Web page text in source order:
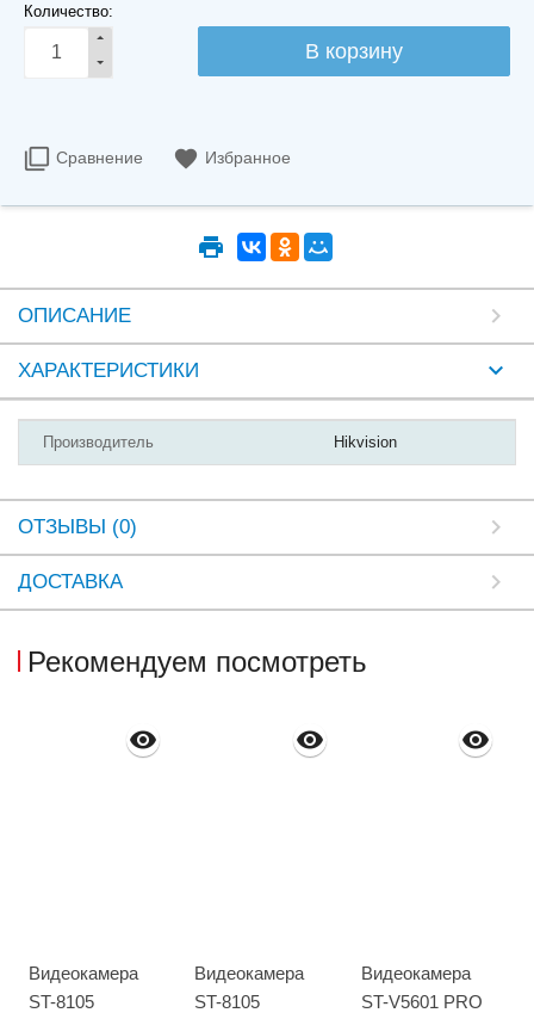
Количество:
Сравнение Избранное
ОПИСАНИЕ
ХАРАКТЕРИСТИКИ
Производитель Hikvision
ОТЗЫВЫ (0)
ДОСТАВКА
Рекомендуем посмотреть
Видеокамера
ST-8105
Видеокамера
ST-8105
Видеокамера
ST-V5601 PRO